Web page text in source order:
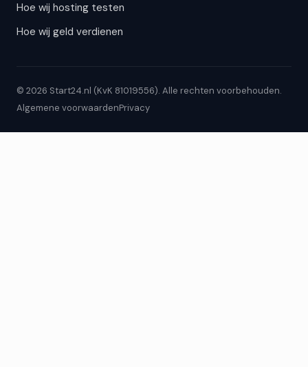
Hoe wij hosting testen
Hoe wij geld verdienen
© 2026 Start24.nl (KvK 81019556). Alle rechten voorbehouden.
Algemene voorwaardenPrivacy